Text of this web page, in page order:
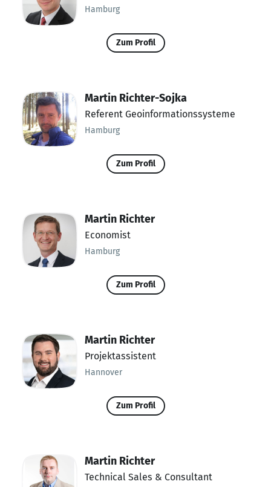
Hamburg
Zum Profil
Martin Richter-Sojka
Referent Geoinformationssysteme
Hamburg
Zum Profil
Martin Richter
Economist
Hamburg
Zum Profil
Martin Richter
Projektassistent
Hannover
Zum Profil
Martin Richter
Technical Sales & Consultant